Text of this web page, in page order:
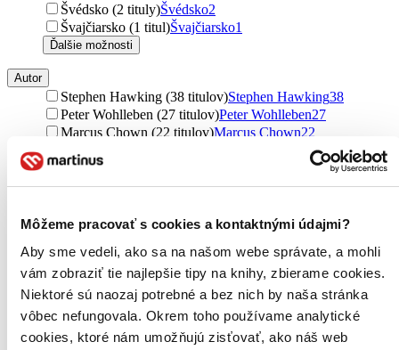
Môžeme pracovať s cookies a kontaktnými údajmi?
Aby sme vedeli, ako sa na našom webe správate, a mohli
vám zobraziť tie najlepšie tipy na knihy, zbierame cookies.
Niektoré sú naozaj potrebné a bez nich by naša stránka
vôbec nefungovala. Okrem toho používame analytické
cookies, ktoré nám umožňujú zisťovať, ako náš web
Švédsko (2 tituly)Švédsko2
Švajčiarsko (1 titul)Švajčiarsko1
Ďalšie možnosti
Autor
Stephen Hawking (38 titulov)Stephen Hawking38
Peter Wohlleben (27 titulov)Peter Wohlleben27
Marcus Chown (22 titulov)Marcus Chown22
Elli H. Radinger (17 titulov)
Elli H. Radinger17
David Attenborough (14 titulov)David Attenborough14
Martin Mojžiš (12 titulov) Martin Mojžiš12
Chris Lintott (10 titulov)Chris Lintott 10
Nick Lane (10 titulov)Nick Lane10
Neil deGrasse Tyson (9 titulov) Neil deGrasse Tyson9
Richard Dawkins (8 titulov) Richard Dawkins8
Leonard Mlodinow (8 titulov) Leonard Mlodinow
Nicklas Brendborg (8 titulov)Nicklas Brendborg 8